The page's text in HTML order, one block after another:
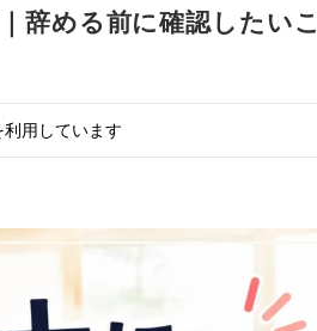
辞める前に確認したいこ
用しています